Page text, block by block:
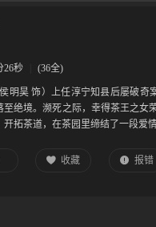
26秒 (36全)
明昊 饰）上任淳宁知县后屡破奇
绝境。濒死之际，幸得茶王之女
拓茶道，在茶园里缔结了一段爱情
收藏 报错